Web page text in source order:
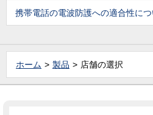
携帯電話の電波防護への適合性に
ホーム 製品 店舗の選択